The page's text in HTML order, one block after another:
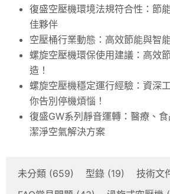
復盛空壓機環境法規符合性：節
佳夥伴
空壓桶行業動態：高效節能與智
螺旋空壓機環保使用建議：高效
造！
螺旋空壓機穩定運行經驗：資深
你告別停機煩惱！
復盛GW系列靜音運轉：醫療、
潔淨空氣解決方案
未分類 (659) 型錄 (19) 技術文